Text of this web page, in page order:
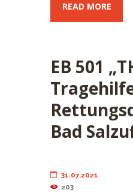
READ MORE
EB 501
Bad
31.07.2021
203